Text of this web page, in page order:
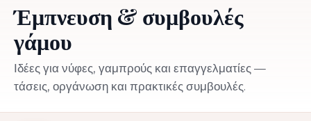
Έμπνευση & συμβουλές
γάμου
Ιδέες για νύφες, γαμπρούς και επαγγελματίες —
τάσεις, οργάνωση και πρακτικές συμβουλές.